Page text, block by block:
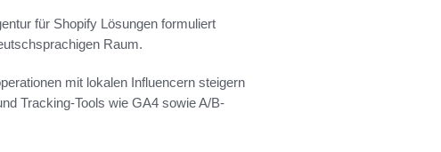
für Shopify Lösungen formuliert
Raum.
mit lokalen Influencern steigern
Tracking-Tools wie GA4 sowie A/B-